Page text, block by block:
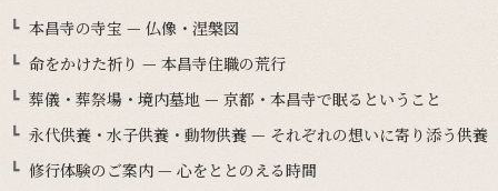
本昌寺の寺宝 — 仏像・涅槃図
命をかけた祈り — 本昌寺住職の荒行
葬儀・葬祭場・境内墓地 — 京都・本昌寺で眠るということ
永代供養・水子供養・動物供養 — それぞれの想いに寄り添う供養
修行体験のご案内 — 心をととのえる時間